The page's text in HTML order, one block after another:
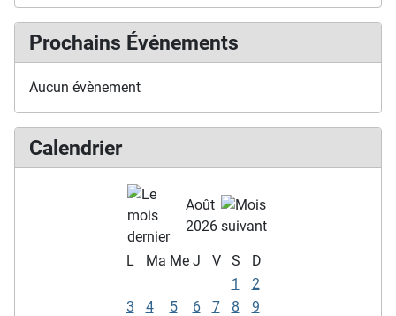
Prochains Événements
Aucun évènement
Calendrier
Août
2026
L Ma Me J V S
D
1
2
3
4 5 6 7 8
9